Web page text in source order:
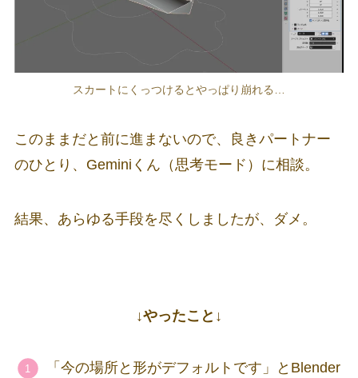
スカートにくっつけるとやっぱり崩れる…
このままだと前に進まないので、良きパートナー
のひとり、Geminiくん（思考モード）に相談。
結果、あらゆる手段を尽くしましたが、ダメ。
↓やったこと↓
「今の場所と形がデフォルトです」とBlender